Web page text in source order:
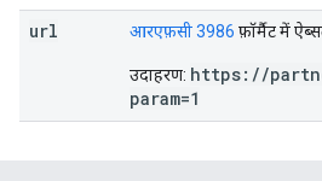
url
आरएफ़सी 3986 फ़ॉर्मैट में
उदाहरण: https://
param=1